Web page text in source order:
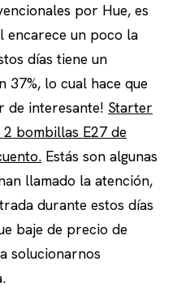
por Hue, es
encarece un poco la
días tiene un
37%, lo cual hace que
de interesante! Starter
bombillas E27 de
Estás son algunas
llamado la atención,
durante estos días
baje de precio de
solucionarnos